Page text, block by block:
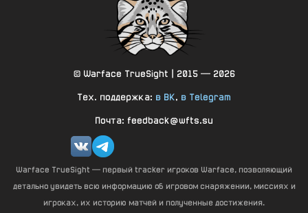
© Warface TrueSight | 2015 — 2026
Тех. поддержка: в ВК, в Telegram
Почта: feedback@wfts.su
Warface TrueSight — первый tracker игроков Warface, позволяющий
детально увидеть всю информацию об игровом снаряжении, миссиях и
игроках, их историю матчей и полученные достижения.